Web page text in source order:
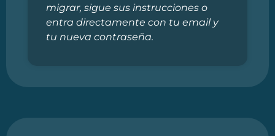
migrar, sigue sus instrucciones o
entra directamente con tu email y
tu nueva contraseña.